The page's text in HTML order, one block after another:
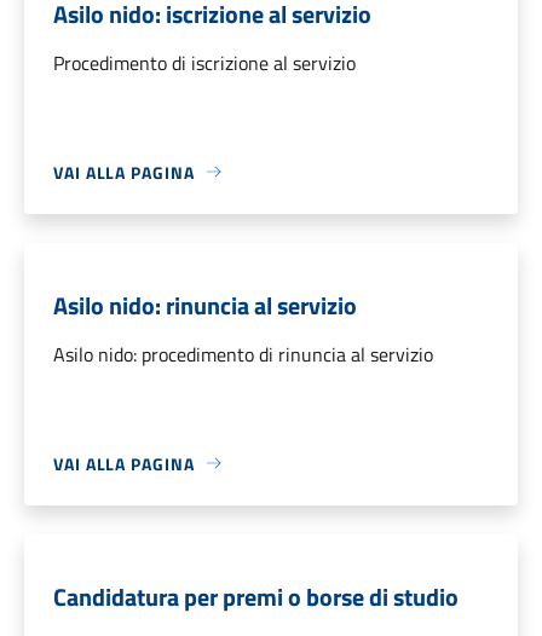
Asilo nido: iscrizione al servizio
Procedimento di iscrizione al servizio
VAI ALLA PAGINA
Asilo nido: rinuncia al servizio
Asilo nido: procedimento di rinuncia al servizio
VAI ALLA PAGINA
Candidatura per premi o borse di studio